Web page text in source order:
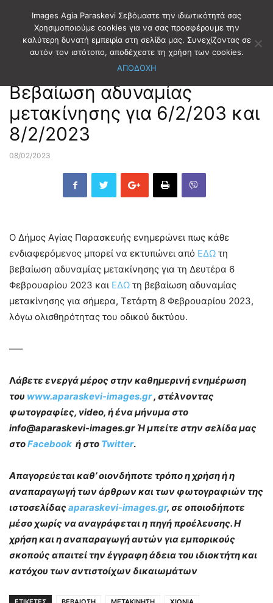
Αρχική ΔΗΜΟΤΙΚΑ ΝΕΑ
Βεβαίωση αδυναμίας
μετακίνησης για 6/2/203 και
8/2/2023
08/02/2023
Ο Δήμος Αγίας Παρασκευής ενημερώνει πως κάθε
ενδιαφερόμενος μπορεί να εκτυπώνει από ΕΔΩ τη
βεβαίωση αδυναμίας μετακίνησης για τη Δευτέρα 6
Φεβρουαρίου 2023 και ΕΔΩ τη βεβαίωση αδυναμίας
μετακίνησης για σήμερα, Τετάρτη 8 Φεβρουαρίου 2023,
λόγω ολισθηρότητας του οδικού δικτύου.
—–
Λάβετε ενεργά μέρος στην καθημερινή ενημέρωση
του www.aparaskevi-images.gr, στέλνοντας
φωτογραφίες, video, ή ένα μήνυμα στο
info@aparaskevi-images.gr Ή μπείτε στην σελίδα μας
στοFacebook ή στο Twitter.
Απαγορεύεται καθ’ οιονδήποτε τρόπο η χρήση ή η
αναπαραγωγή των άρθρων και των φωτογραφιών της
ιστοσελίδας aparaskevi-images.gr, σε οποιοδήποτε
μέσο χωρίς να αναγράφεται η πηγή προέλευσης. Η
χρήση και η αναπαραγωγή αυτών για εμπορικούς
σκοπούς απαιτεί την έγγραφη άδεια του ιδιοκτήτη και
κατόχου των αντιστοίχων δικαιωμάτων
Images Agia Paraskevi Σεβόμαστε την ιδιωτικότητά σας
Χρησιμοποιούμε cookies για να σας προσφέρουμε την
καλύτερη δυνατή εμπειρία στη σελίδα μας. Συνεχίζοντας σε
αυτόν τον ιστότοπο, αποδέχεστε τη χρήση των cookies.
ΑΠΟΔΟΧΗ